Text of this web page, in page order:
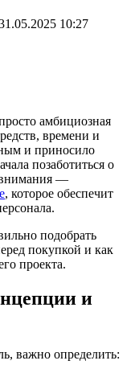
10:27
амбициозная
времени и
и приносило
позаботиться о
внимания —
, которое обеспечит
подобрать
покупкой и как
проекта.
и
важно определить: